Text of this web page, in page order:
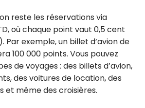
reste les réservations via
où chaque point vaut 0,5 cent
). Par exemple, un billet d’avion de
100 000 points. Vous pouvez
de voyages : des billets d’avion,
des voitures de location, des
et même des croisières.